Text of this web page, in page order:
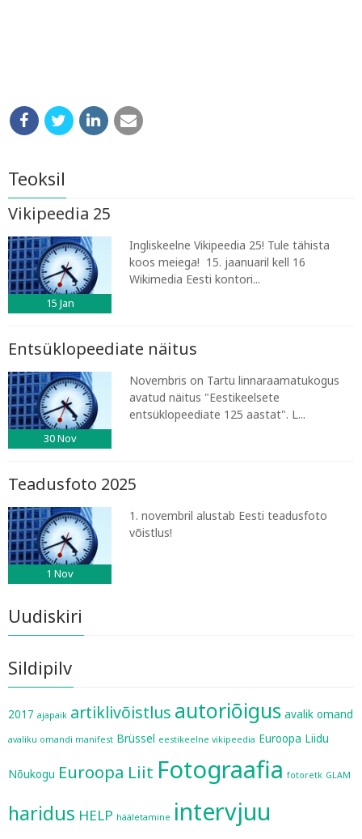
Teoksil
Vikipeedia 25
15 Jan
Ingliskeelne Vikipeedia 25! Tule tähista
koos meiega! 15. jaanuaril kell 16
Wikimedia Eesti kontori...
Entsüklopeediate näitus
30Nov
Novembris on Tartu linnaraamatukogus
avatud näitus "Eestikeelsete
entsüklopeediate 125 aastat". L...
Teadusfoto 2025
1 Nov
1. novembril alustab Eesti teadusfoto
võistlus!
Uudiskiri
Sildipilv
2017 ajapaik artiklivõistlus autoriõigus avalik omand
avaliku omandi manifest Brüssel eestikeelne vikipeedia Euroopa Liidu
Nõukogu Euroopa Liit Fotograafia fotoretk GLAM
haridus HELP hääletamine intervjuu